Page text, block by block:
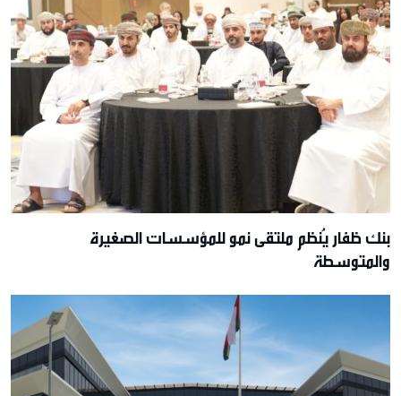
بنك ظفار يُنظم ملتقى نمو للمؤسسات الصغيرة
والمتوسطة